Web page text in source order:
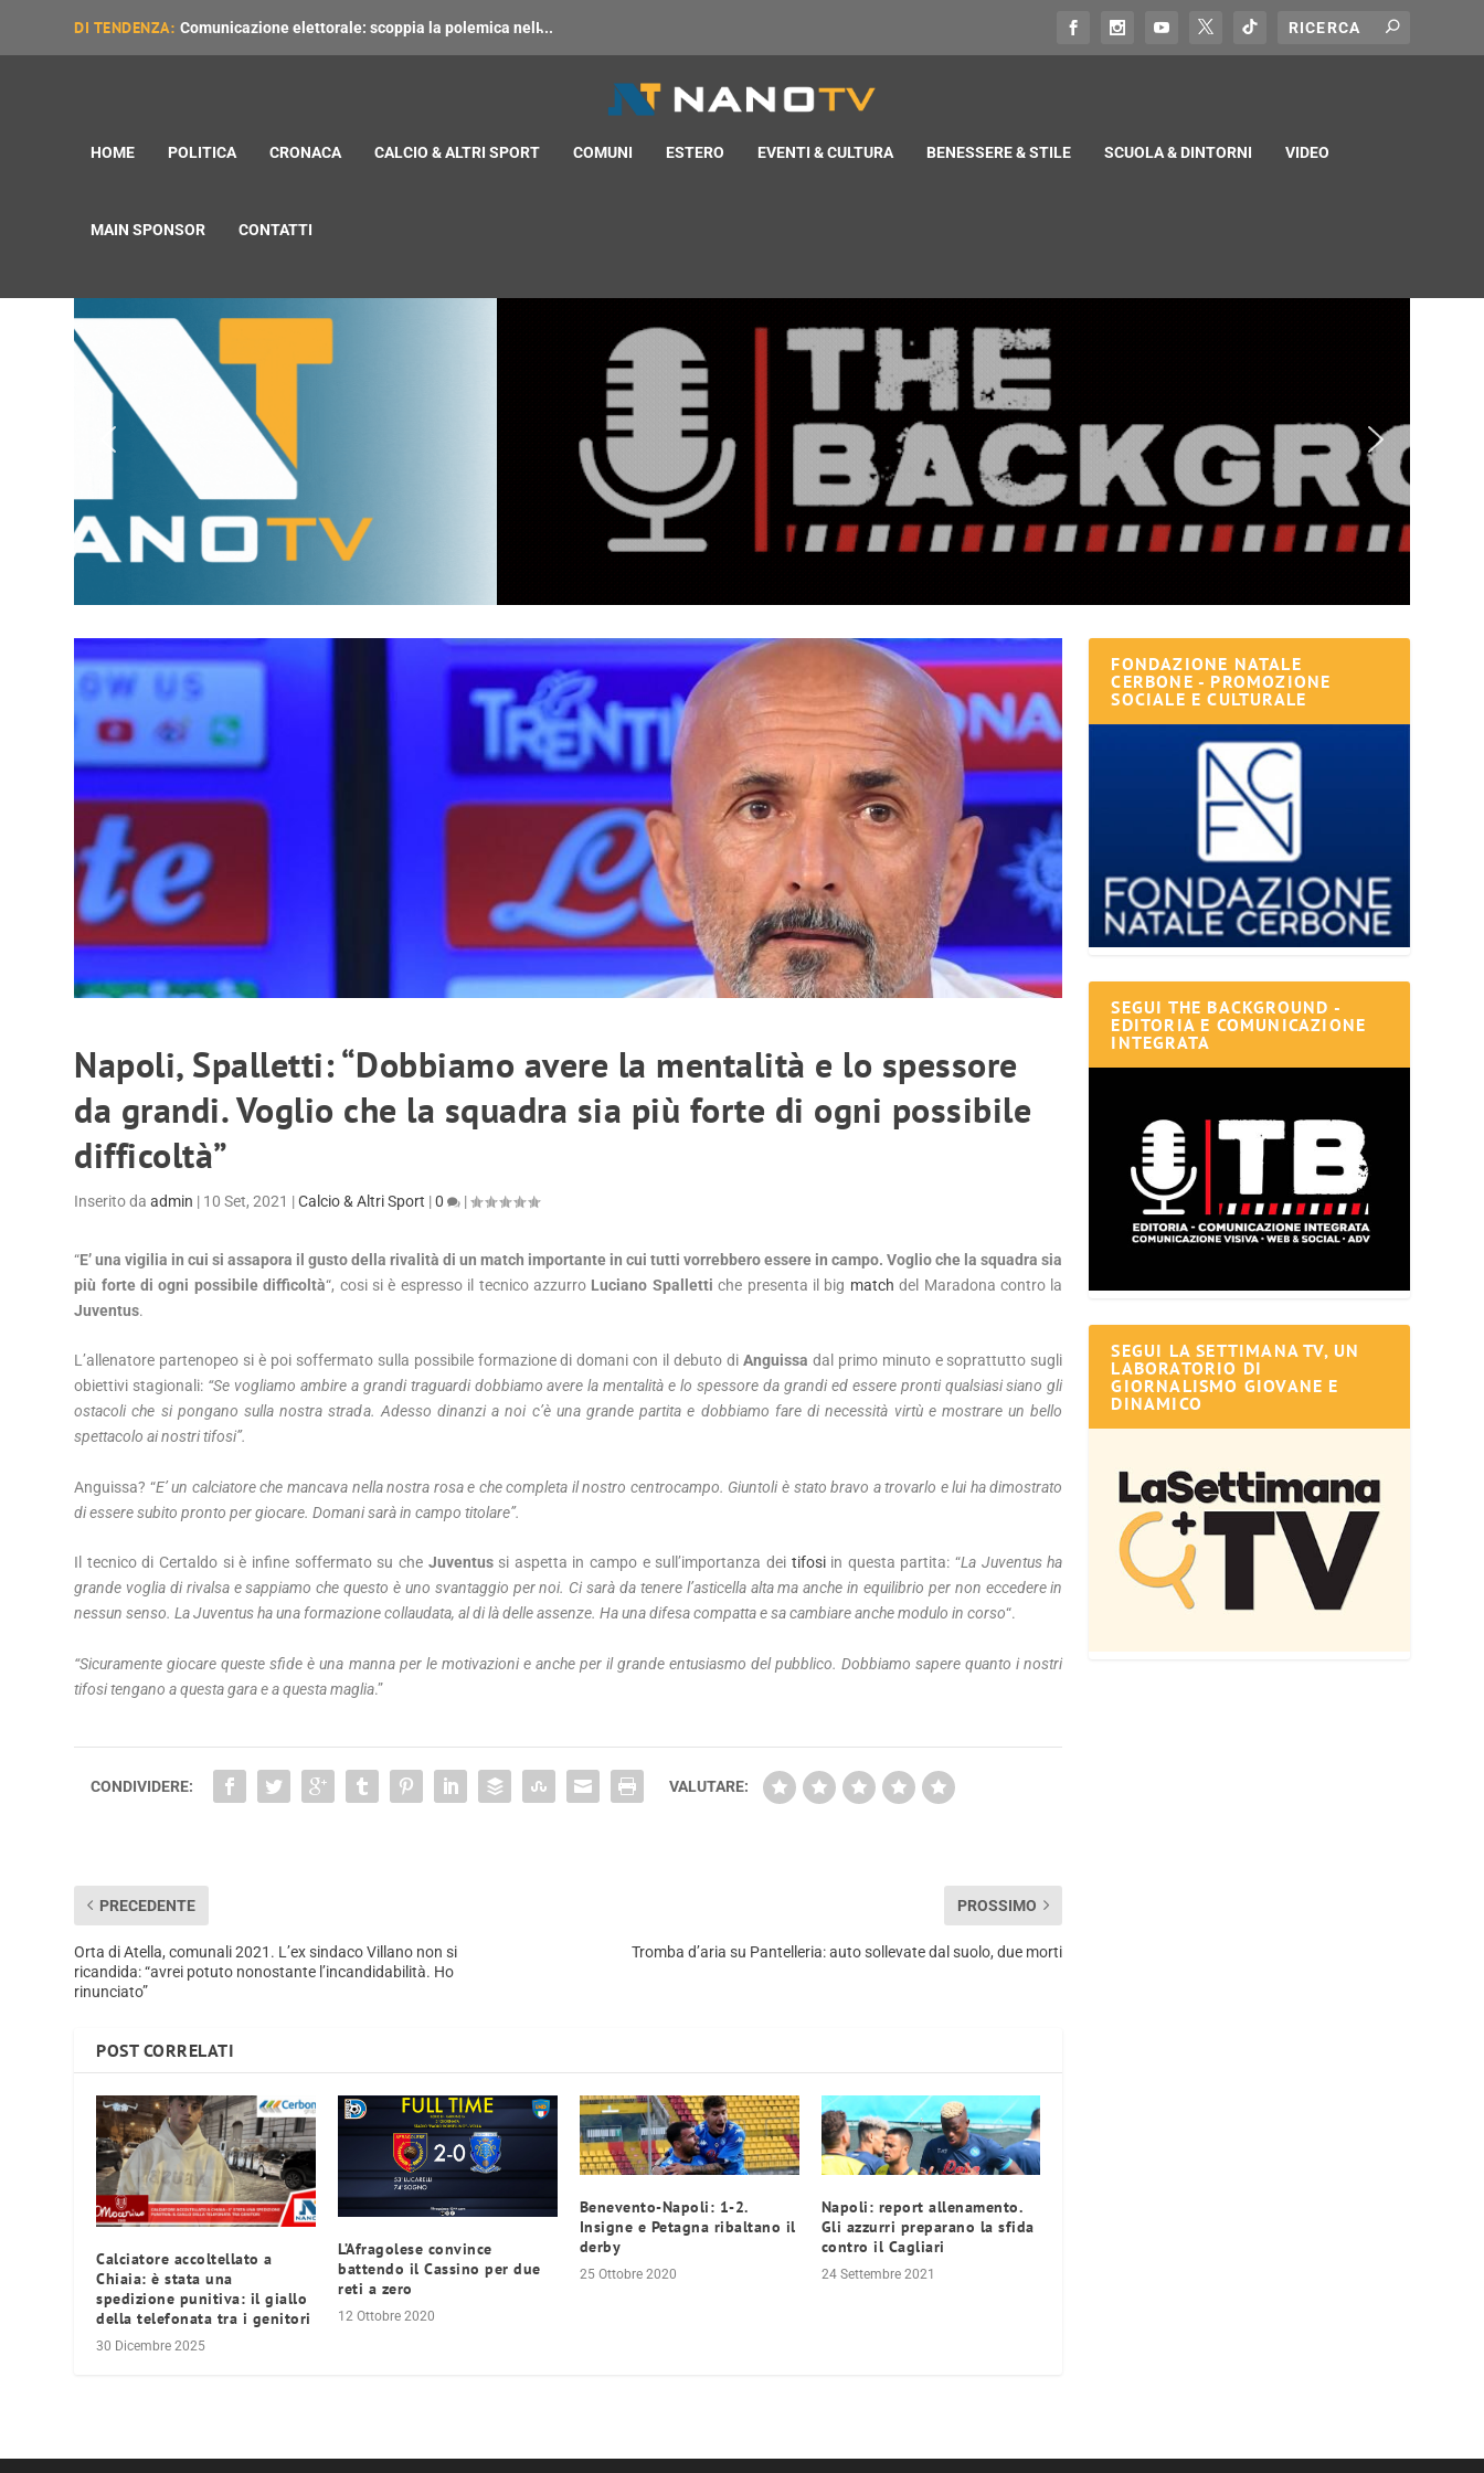
DI TENDENZA: Comunicazione elettorale: scoppia la polemica nell̵...
HOME POLITICA CRONACA CALCIO & ALTRI SPORT COMUNI ESTERO EVENTI & CULTURA BENESSERE & STILE SCUOLA & DINTORNI VIDEO
MAIN SPONSOR CONTATTI
Napoli, Spalletti: “Dobbiamo avere la mentalità e lo spessore
da grandi. Voglio che la squadra sia più forte di ogni possibile
difficoltà”
Inserito daadmin | 10 Set, 2021 |Calcio & Altri Sport |0 |
“E’ una vigilia in cui si assapora il gusto della rivalità di un match importante in cui tutti vorrebbero essere in campo. Voglio che la squadra sia
più forte di ogni possibile difficoltà“, cosi si è espresso il tecnico azzurro Luciano Spalletti che presenta il big match del Maradona contro la
Juventus.
L’allenatore partenopeo si è poi soffermato sulla possibile formazione di domani con il debuto di Anguissa dal primo minuto e soprattutto sugli
obiettivi stagionali: “Se vogliamo ambire a grandi traguardi dobbiamo avere la mentalità e lo spessore da grandi ed essere pronti qualsiasi siano gli
ostacoli che si pongano sulla nostra strada. Adesso dinanzi a noi c’è una grande partita e dobbiamo fare di necessità virtù e mostrare un bello
spettacolo ai nostri tifosi”.
Anguissa? “E’ un calciatore che mancava nella nostra rosa e che completa il nostro centrocampo. Giuntoli è stato bravo a trovarlo e lui ha dimostrato
di essere subito pronto per giocare. Domani sarà in campo titolare”.
Il tecnico di Certaldo si è infine soffermato su che Juventussi aspetta in campo e sull’importanza dei tifosiin questa partita: “La Juventus ha
grande voglia di rivalsa e sappiamo che questo è uno svantaggio per noi. Ci sarà da tenere l’asticella alta ma anche in equilibrio per non eccedere in
nessun senso. La Juventus ha una formazione collaudata, al di là delle assenze. Ha una difesa compatta e sa cambiare anche modulo in corso“.
“Sicuramente giocare queste sfide è una manna per le motivazioni e anche per il grande entusiasmo del pubblico. Dobbiamo sapere quanto i nostri
tifosi tengano a questa gara e a questa maglia.”
CONDIVIDERE: VALUTARE:
PRECEDENTE
Orta di Atella, comunali 2021. L’ex sindaco Villano non si
ricandida: “avrei potuto nonostante l’incandidabilità. Ho
rinunciato”
PROSSIMO
Tromba d’aria su Pantelleria: auto sollevate dal suolo, due morti
POST CORRELATI
Calciatore accoltellato a
Chiaia: è stata una
spedizione punitiva: il giallo
della telefonata tra i genitori
30 Dicembre 2025
L’Afragolese convince
battendo il Cassino per due
reti a zero
12 Ottobre 2020
Benevento-Napoli: 1-2.
Insigne e Petagna ribaltano il
derby
25 Ottobre 2020
Napoli: report allenamento.
Gli azzurri preparano la sfida
contro il Cagliari
24 Settembre 2021
FONDAZIONE NATALE
CERBONE - PROMOZIONE
SOCIALE E CULTURALE
SEGUI THE BACKGROUND -
EDITORIA E COMUNICAZIONE
INTEGRATA
SEGUI LA SETTIMANA TV, UN
LABORATORIO DI
GIORNALISMO GIOVANE E
DINAMICO